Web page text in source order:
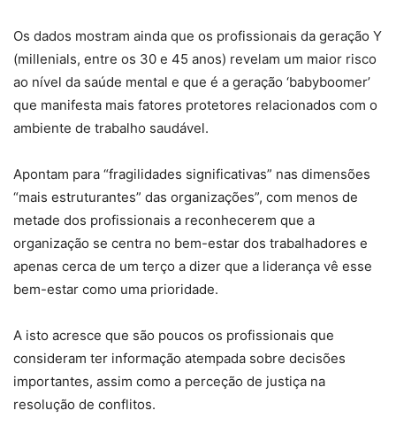
Os dados mostram ainda que os profissionais da geração Y
(millenials, entre os 30 e 45 anos) revelam um maior risco
ao nível da saúde mental e que é a geração ‘babyboomer’
que manifesta mais fatores protetores relacionados com o
ambiente de trabalho saudável.
Apontam para “fragilidades significativas” nas dimensões
“mais estruturantes” das organizações”, com menos de
metade dos profissionais a reconhecerem que a
organização se centra no bem-estar dos trabalhadores e
apenas cerca de um terço a dizer que a liderança vê esse
bem-estar como uma prioridade.
A isto acresce que são poucos os profissionais que
consideram ter informação atempada sobre decisões
importantes, assim como a perceção de justiça na
resolução de conflitos.